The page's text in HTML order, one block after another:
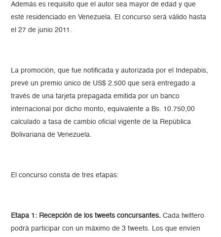
Además es requisito que el autor sea mayor de edad y que
esté residenciado en Venezuela. El concurso será válido hasta
el 27 de junio 2011.
La promoción, que fue notificada y autorizada por el Indepabis,
prevé un premio único de US$ 2.500 que será entregado a
través de una tarjeta prepagada emitida por un banco
internacional por dicho monto, equivalente a Bs. 10.750,00
calculado a tasa de cambio oficial vigente de la República
Bolivariana de Venezuela.
El concurso consta de tres etapas:
Etapa 1: Recepción de los tweets concursantes. Cada twittero
podrá participar con un máximo de 3 tweets. Los que envíen